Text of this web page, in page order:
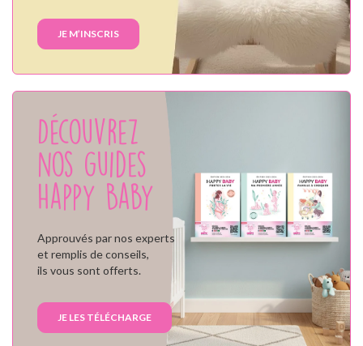
JE M’INSCRIS
Découvrez
nos guides
Happy Baby
Approuvés par nos experts
et remplis de conseils,
ils vous sont offerts.
JE LES TÉLÉCHARGE